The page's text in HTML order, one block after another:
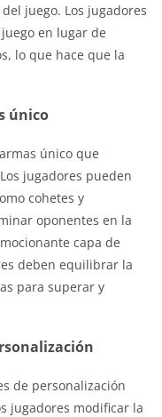
juego. Los jugadores
en lugar de
lo que hace que la
único
único que
jugadores pueden
cohetes y
oponentes en la
capa de
deben equilibrar la
para superar y
de personalización
jugadores modificar la